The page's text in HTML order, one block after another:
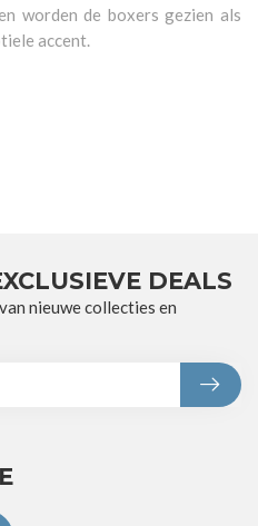
worden de boxers gezien als
accent.
DEALS
nieuwe collecties en